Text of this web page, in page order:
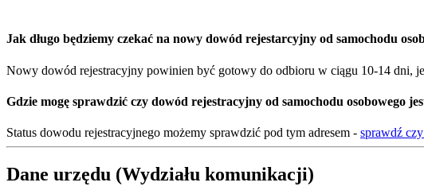
Jak długo będziemy czekać na nowy dowód rejestarcyjny od samochodu
Nowy dowód rejestracyjny powinien być gotowy do odbioru w ciągu 10-14 dni,
Gdzie mogę sprawdzić czy dowód rejestracyjny od samochodu
Status dowodu rejestracyjnego możemy sprawdzić pod tym adresem - sprawdź
Dane urzędu (Wydziału komunikacji)